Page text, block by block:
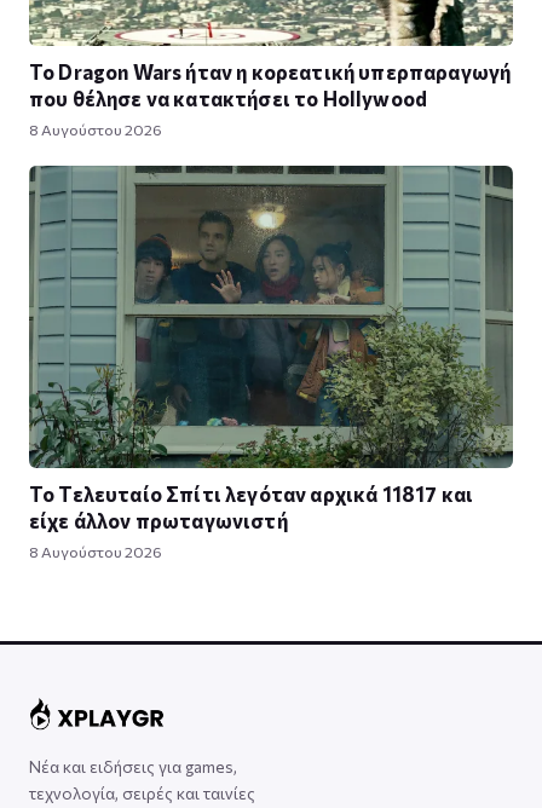
Το Dragon Wars ήταν η κορεατική υπερπαραγωγή
που θέλησε να κατακτήσει το Hollywood
8 Αυγούστου 2026
Το Τελευταίο Σπίτι λεγόταν αρχικά 11817 και
είχε άλλον πρωταγωνιστή
8 Αυγούστου 2026
Νέα και ειδήσεις για games,
τεχνολογία, σειρές και ταινίες